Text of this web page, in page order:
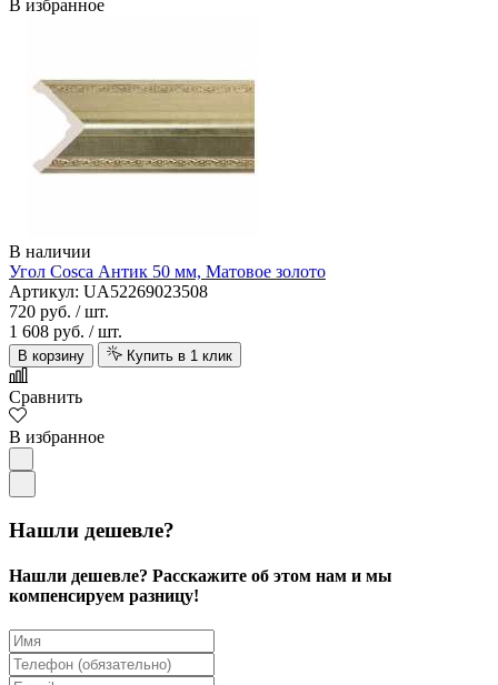
В избранное
В наличии
Угол Cosca Антик 50 мм, Матовое золото
Артикул: UA52269023508
720 руб. / шт.
1 608 руб. / шт.
В корзину Купить в 1 клик
Сравнить
В избранное
Нашли дешевле?
Нашли дешевле? Расскажите об этом нам и мы
компенсируем разницу!